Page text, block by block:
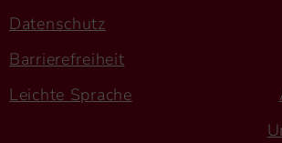
Datenschutz
Barrierefreiheit
Leichte Sprache